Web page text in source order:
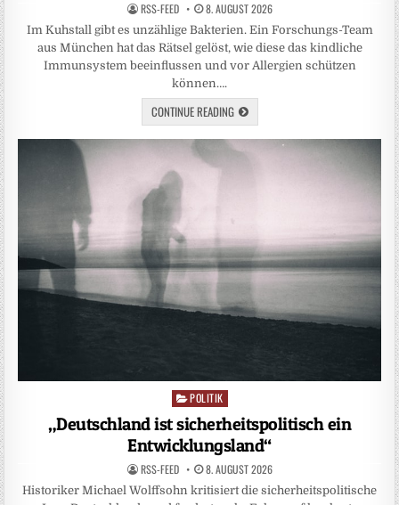
RSS-FEED 8. AUGUST 2026
Im Kuhstall gibt es unzählige Bakterien. Ein Forschungs-Team
aus München hat das Rätsel gelöst, wie diese das kindliche
Immunsystem beeinflussen und vor Allergien schützen
können….
CONTINUE READING
Posted
POLITIK
„Deutschland ist sicherheitspolitisch ein
Entwicklungsland“
RSS-FEED 8. AUGUST 2026
Historiker Michael Wolffsohn kritisiert die sicherheitspolitische